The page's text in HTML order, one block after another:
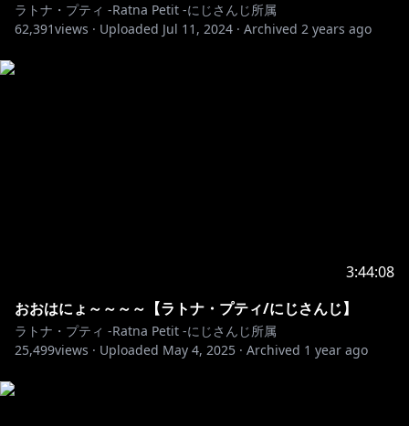
https://www.youtube.com/channel/UCIG9rDtgR45V
CZmYnd-4DUw/join
騒音のない世界
heal me. - 茶葉のぎか
https://www.youtube.com/watch?v=0F0CuddwLqc
ラトナ・プティ -Ratna Petit -にじさんじ所属
62,391views · Uploaded Jul 11, 2024 · Archived 2 years ago
3:44:08
おおはにょ～～～～【ラトナ・プティ/にじさんじ】
ラトナ・プティ -Ratna Petit -にじさんじ所属
25,499views · Uploaded May 4, 2025 · Archived 1 year ago